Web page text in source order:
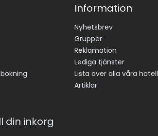
Information
Nyhetsbrev
Grupper
Reklamation
Lediga tjänster
Lista över alla våra hotell
Artiklar
din inkorg